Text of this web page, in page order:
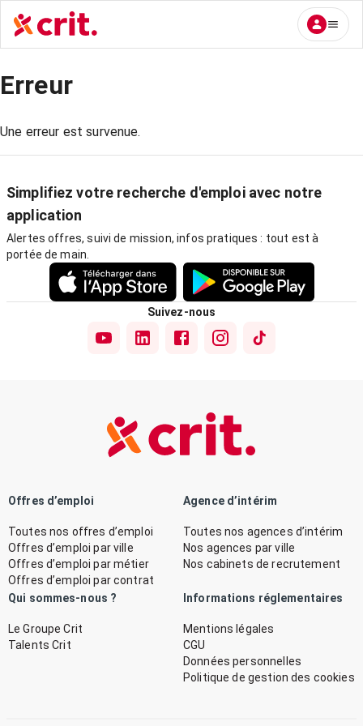
Erreur
Une erreur est survenue.
Simplifiez votre recherche d'emploi avec notre
application
Alertes offres, suivi de mission, infos pratiques : tout est à
portée de main.
Suivez-nous
Offres d’emploi
Toutes nos offres d’emploi
Offres d’emploi par ville
Offres d’emploi par métier
Offres d’emploi par contrat
Agence d’intérim
Toutes nos agences d’intérim
Nos agences par ville
Nos cabinets de recrutement
Qui sommes-nous ?
Le Groupe Crit
Talents Crit
Informations réglementaires
Mentions légales
CGU
Données personnelles
Politique de gestion des cookies